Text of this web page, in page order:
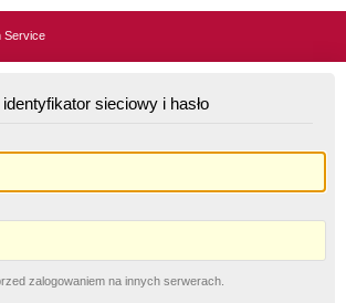
Service
sieciowy i hasło
zalogowaniem na innych serwerach.